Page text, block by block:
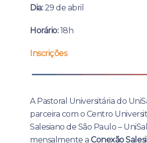
Dia:29 de abril
Horário:18h
Inscrições
A Pastoral Universitária do
parceira com o Centro
Salesiano de São Paulo –
mensalmente aConexão